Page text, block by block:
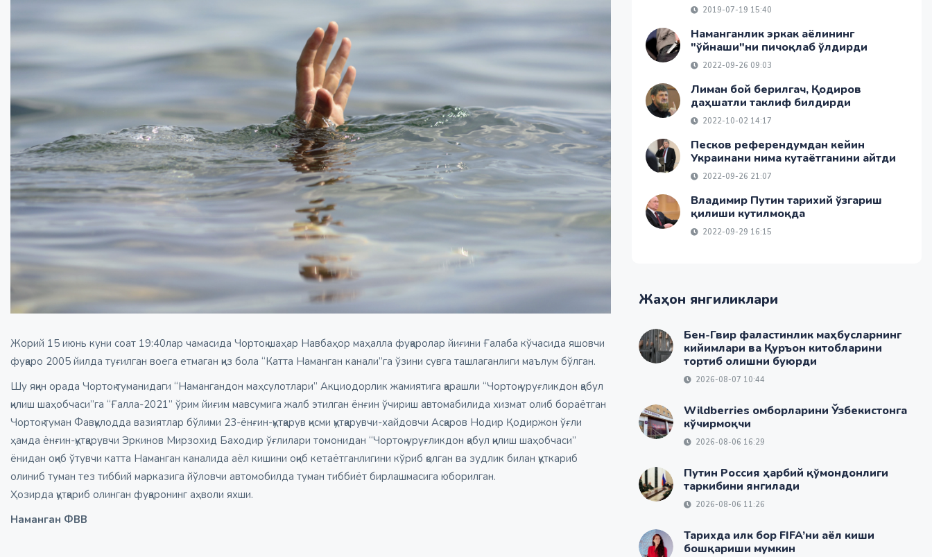
Жорий 15 июнь куни соат 19:40лар чамасида Чортоқ шаҳар Навбаҳор маҳалла фуқаролар йиғини Ғалаба кўчасида яшовчи
фуқаро 2005 йилда туғилган воега етмаган қиз бола “Катта Наманган канали”га ўзини сувга ташлаганлиги маълум бўлган.
Шу яқин орада Чортоқ туманидаги “Намангандон маҳсулотлари” Акциодорлик жамиятига қарашли “Чортоқ уруғликдон қабул
қилиш шаҳобчаси”га “Ғалла-2021” ўрим йиғим мавсумига жалб этилган ёнғин ўчириш автомабилида хизмат олиб бораётган
Чортоқ туман Фавқулодда вазиятлар бўлими 23-ёнғин-қутқарув қисми қутқарувчи-хайдовчи Асқаров Нодир Қодиржон ўғли
ҳамда ёнғин-қутқарувчи Эркинов Мирзохид Баходир ўғлилари томонидан “Чортоқ уруғликдон қабул қилиш шаҳобчаси”
ёнидан оқиб ўтувчи катта Наманган каналида аёл кишини оқиб кетаётганлигини кўриб қолган ва зудлик билан қуткариб
олиниб туман тез тиббий марказига йўловчи автомобилда туман тиббиёт бирлашмасига юборилган.
Ҳозирда қутқариб олинган фуқаронинг аҳволи яхши.
Наманган ФВВ
2019-07-19 15:40
Наманганлик эркак аёлининг
"ўйнаши"ни пичоқлаб ўлдирди
2022-09-26 09:03
Лиман бой берилгач, Қодиров
даҳшатли таклиф билдирди
2022-10-02 14:17
Песков референдумдан кейин
Украинани нима кутаётганини айтди
2022-09-26 21:07
Владимир Путин тарихий ўзгариш
қилиши кутилмоқда
2022-09-29 16:15
Жаҳон янгиликлари
Бен-Гвир фаластинлик маҳбусларнинг
кийимлари ва Қуръон китобларини
тортиб олишни буюрди
2026-08-07 10:44
Wildberries омборларини Ўзбекистонга
кўчирмоқчи
2026-08-06 16:29
Путин Россия ҳарбий қўмондонлиги
таркибини янгилади
2026-08-06 11:26
Тарихда илк бор FIFA’ни аёл киши
бошқариши мумкин